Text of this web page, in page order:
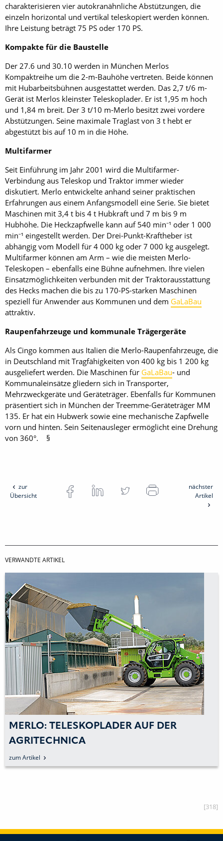
charakterisieren vier autokranähnliche Abstützungen, die
einzeln horizontal und vertikal teleskopiert werden können.
Ihre Leistung beträgt 75 PS oder 170 PS.
Kompakte für die Baustelle
Der 27.6 und 30.10 werden in München Merlos
Kompaktreihe um die 2-m-Bauhöhe vertreten. Beide können
mit Hubarbeitsbühnen ausgestattet werden. Das 2,7 t/6 m-
Gerät ist Merlos kleinster Teleskoplader. Er ist 1,95 m hoch
und 1,84 m breit. Der 3 t/10 m-Merlo besitzt zwei vordere
Abstützungen. Seine maximale Traglast von 3 t hebt er
abgestützt bis auf 10 m in die Höhe.
Multifarmer
Seit Einführung im Jahr 2001 wird die Multifarmer-
Verbindung aus Teleskop und Traktor immer wieder
diskutiert. Merlo entwickelte anhand seiner praktischen
Erfahrungen aus einem Anfangsmodell eine Serie. Sie bietet
Maschinen mit 3,4 t bis 4 t Hubkraft und 7 m bis 9 m
Hubhöhe. Die Heckzapfwelle kann auf 540 min⁻¹ oder 1 000
min⁻¹ eingestellt werden. Der Drei-Punkt-Kraftheber ist
abhängig vom Modell für 4 000 kg oder 7 000 kg ausgelegt.
Multifarmer können am Arm – wie die meisten Merlo-
Teleskopen – ebenfalls eine Bühne aufnehmen. Ihre vielen
Einsatzmöglichkeiten verbunden mit der Traktorausstattung
des Hecks machen die bis zu 170-PS-starken Maschinen
speziell für Anwender aus Kommunen und dem GaLaBau
attraktiv.
Raupenfahrzeuge und kommunale Trägergeräte
Als Cingo kommen aus Italien die Merlo-Raupenfahrzeuge, die
in Deutschland mit Tragfähigkeiten von 400 kg bis 1 200 kg
ausgeliefert werden. Die Maschinen für GaLaBau- und
Kommunaleinsätze gliedern sich in Transporter,
Mehrzweckgeräte und Geräteträger. Ebenfalls für Kommunen
präsentiert sich in München der Treemme-Geräteträger MM
135. Er hat ein Hubwerk sowie eine mechanische Zapfwelle
vorn und hinten. Sein Seitenausleger ermöglicht eine Drehung
von 360°. §
zur
Übersicht
nächster
Artikel
VERWANDTE ARTIKEL
MERLO: TELESKOPLADER AUF DER
AGRITECHNICA
zum Artikel
[318]